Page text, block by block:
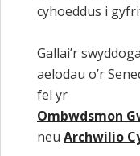
cyhoeddus i
Gallai’r
aelodau o’r
fel yr
Ombwdsmon
neu Archwilio